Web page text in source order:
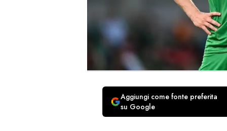
Aggiungi come fonte preferita
su Google